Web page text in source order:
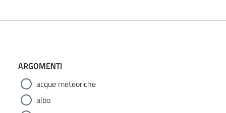
ARGOMENTI
acque meteoriche
albo